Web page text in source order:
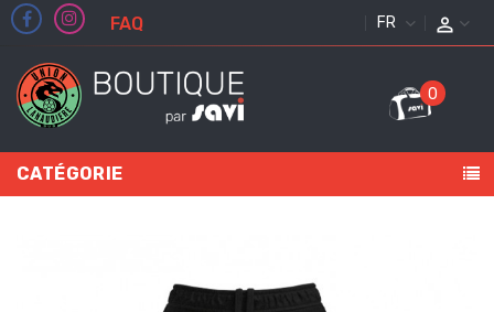
FAQ FRANÇAIS
0
CATÉGORIE